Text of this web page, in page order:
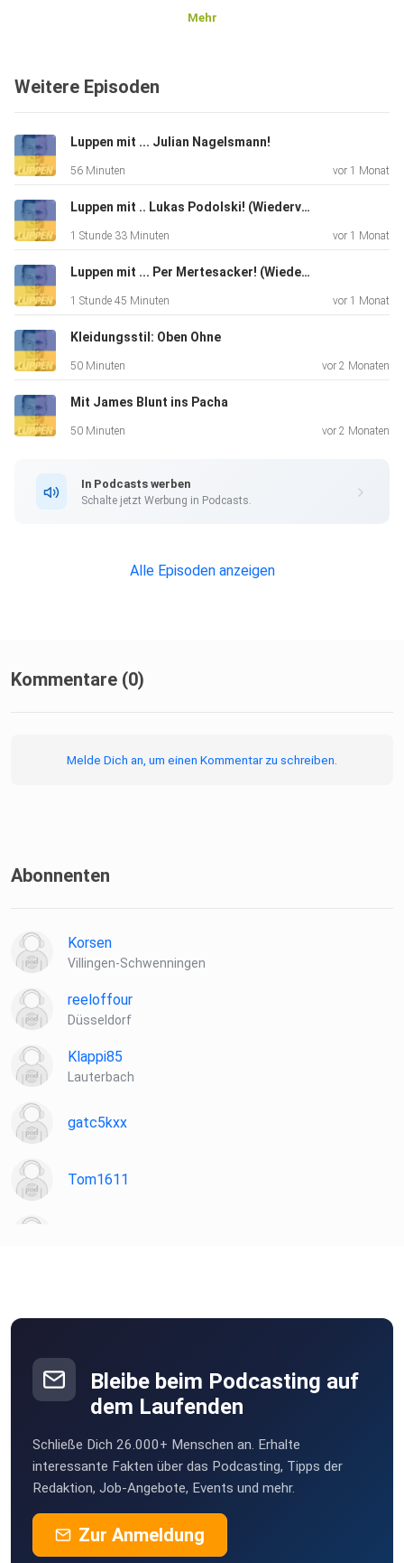
Mehr
Weitere Episoden
Luppen mit ... Julian Nagelsmann!
56 Minuten vor 1 Monat
Luppen mit .. Lukas Podolski! (Wiederveröffentlichung)
1 Stunde 33 Minuten vor 1 Monat
Luppen mit ... Per Mertesacker! (Wiederveröffentlichung)
1 Stunde 45 Minuten vor 1 Monat
Kleidungsstil: Oben Ohne
50 Minuten vor 2 Monaten
Mit James Blunt ins Pacha
50 Minuten vor 2 Monaten
In Podcasts werben
Schalte jetzt Werbung in Podcasts.
Alle Episoden anzeigen
Kommentare (0)
Melde Dich an, um einen Kommentar zu schreiben.
Abonnenten
Korsen
Villingen-Schwenningen
reeloffour
Düsseldorf
Klappi85
Lauterbach
gatc5kxx
Tom1611
Ganderkesee
8zm3btno
Berlin
Markusdragon
Offenburg
Bleibe beim Podcasting auf
dem Laufenden
Schließe Dich 26.000+ Menschen an. Erhalte
interessante Fakten über das Podcasting, Tipps der
Redaktion, Job-Angebote, Events und mehr.
Zur Anmeldung